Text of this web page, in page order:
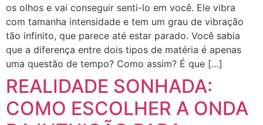
os olhos e vai conseguir senti-lo em você. Ele vibra
com tamanha intensidade e tem um grau de vibração
tão infinito, que parece até estar parado. Você sabia
que a diferença entre dois tipos de matéria é apenas
uma questão de tempo? Como assim? É que […]
REALIDADE SONHADA:
COMO ESCOLHER A ONDA